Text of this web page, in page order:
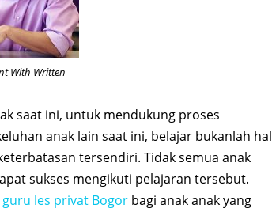
With Written
saat ini, untuk mendukung proses
anak lain saat ini, belajar bukanlah hal
tersendiri. Tidak semua anak
sukses mengikuti pelajaran tersebut.
guru les privat Bogor bagi anak anak yang